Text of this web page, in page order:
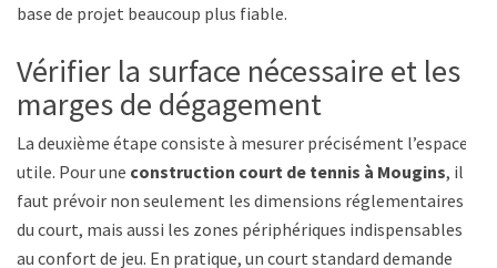
base de projet beaucoup plus fiable.
Vérifier la surface nécessaire et les
marges de dégagement
La deuxième étape consiste à mesurer précisément l’espace
utile. Pour une construction court de tennis à Mougins, il
faut prévoir non seulement les dimensions réglementaires
du court, mais aussi les zones périphériques indispensables
au confort de jeu. En pratique, un court standard demande